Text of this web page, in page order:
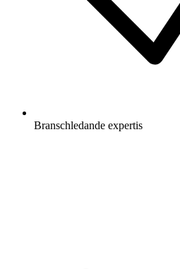
Branschledande expertis